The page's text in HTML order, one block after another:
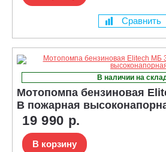
Сравнить
В наличии на
Мотопомпа бензиновая
В пожарная
19 990 р.
В корзину